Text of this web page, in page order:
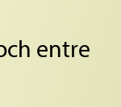
entre